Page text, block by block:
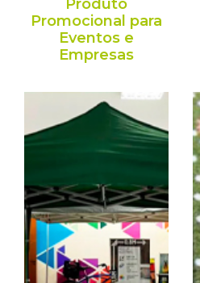
Produto
Promocional para
Eventos e
Empresas